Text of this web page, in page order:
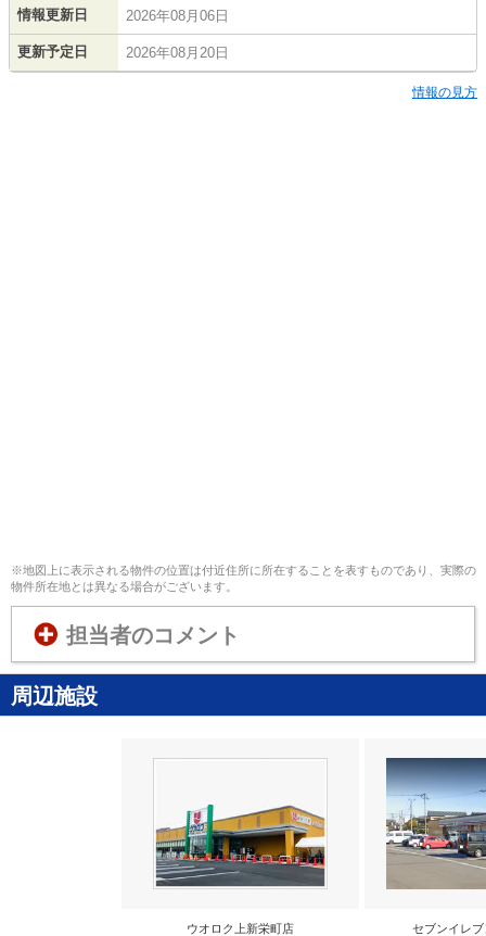
情報更新日 2026年08月06日
更新予定日 2026年08月20日
情報の見方
※地図上に表示される物件の位置は付近住所に所在することを表すものであり、実際の
物件所在地とは異なる場合がございます。
担当者のコメント
周辺施設
ウオロク上新栄町店 セブンイレ